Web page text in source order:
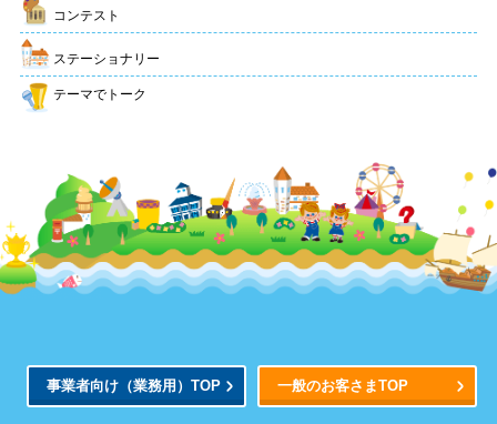
コンテスト
ステーショナリー
テーマでトーク
事業者向け （業務用）TOP 一般のお客さまTOP